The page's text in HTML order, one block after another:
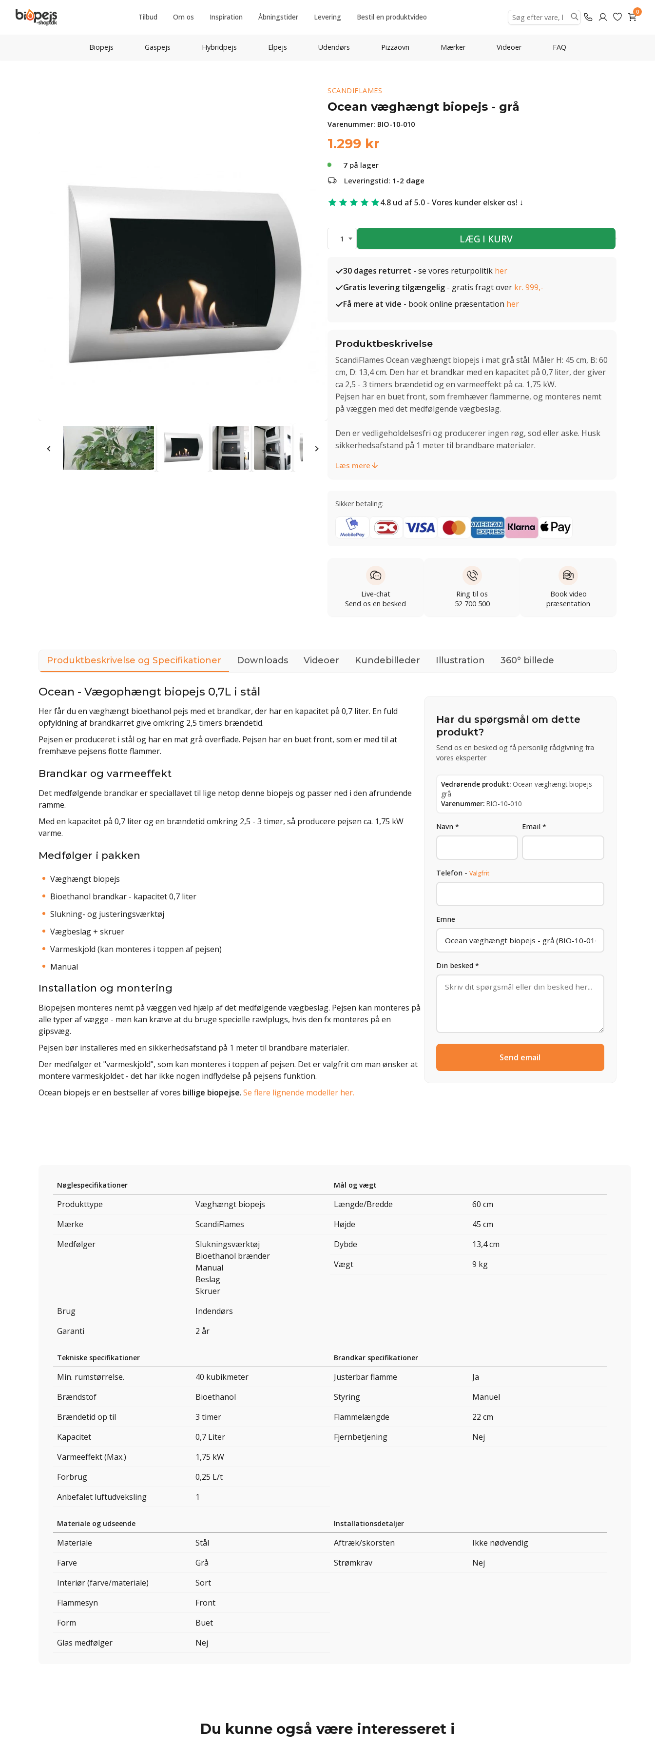
Tilbud Om os Inspiration Åbningstider Levering Bestil en produktvideo
0
Biopejs Gaspejs Hybridpejs Elpejs Udendørs Pizzaovn Mærker Videoer FAQ
SCANDIFLAMES
Ocean væghængt biopejs - grå
Varenummer: BIO-10-010
1.299 kr
7 på lager
Leveringstid: 1-2 dage
4.8 ud af 5.0 - Vores kunder elsker os!
1 LÆG I KURV
30 dages returret - se vores returpolitik her
Gratis levering tilgængelig - gratis fragt over kr. 999,-
Få mere at vide - book online præsentation her
Produktbeskrivelse
ScandiFlames Ocean væghængt biopejs i mat grå stål. Måler H: 45 cm, B: 60
cm, D: 13,4 cm. Den har et brandkar med en kapacitet på 0,7 liter, der giver
ca 2,5 - 3 timers brændetid og en varmeeffekt på ca. 1,75 kW.
Pejsen har en buet front, som fremhæver flammerne, og monteres nemt
på væggen med det medfølgende vægbeslag.
Den er vedligeholdelsesfri og producerer ingen røg, sod eller aske. Husk
sikkerhedsafstand på 1 meter til brandbare materialer.
Læs mere
Sikker betaling:
Live-chat
Send os en besked
Ring til os
52 700 500
Book video
præsentation
Produktbeskrivelse og Specifikationer Downloads Videoer Kundebilleder Illustration 360° billede
Ocean - Vægophængt biopejs 0,7L i stål
Her får du en væghængt bioethanol pejs med et brandkar, der har en kapacitet på 0,7 liter. En fuld
opfyldning af brandkarret give omkring 2,5 timers brændetid.
Pejsen er produceret i stål og har en mat grå overflade. Pejsen har en buet front, som er med til at
fremhæve pejsens flotte flammer.
Brandkar og varmeeffekt
Det medfølgende brandkar er speciallavet til lige netop denne biopejs og passer ned i den afrundende
ramme.
Med en kapacitet på 0,7 liter og en brændetid omkring 2,5 - 3 timer, så producere pejsen ca. 1,75 kW
varme.
Medfølger i pakken
Væghængt biopejs
Bioethanol brandkar - kapacitet 0,7 liter
Slukning- og justeringsværktøj
Vægbeslag + skruer
Varmeskjold (kan monteres i toppen af pejsen)
Manual
Installation og montering
Biopejsen monteres nemt på væggen ved hjælp af det medfølgende vægbeslag. Pejsen kan monteres på
alle typer af vægge - men kan kræve at du bruge specielle rawlplugs, hvis den fx monteres på en
gipsvæg.
Pejsen bør installeres med en sikkerhedsafstand på 1 meter til brandbare materialer.
Der medfølger et "varmeskjold", som kan monteres i toppen af pejsen. Det er valgfrit om man ønsker at
montere varmeskjoldet - det har ikke nogen indflydelse på pejsens funktion.
Ocean biopejs er en bestseller af vores billige biopejse. Se flere lignende modeller her.
Har du spørgsmål om dette
produkt?
Send os en besked og få personlig rådgivning fra
vores eksperter
Vedrørende produkt: Ocean væghængt biopejs -
grå
Varenummer: BIO-10-010
Navn * Email *
Telefon - Valgfrit
Emne
Din besked *
Send email
Nøglespecifikationer
Produkttype
Væghængt biopejs
Mærke
ScandiFlames
Medfølger
Slukningsværktøj
Bioethanol brænder
Manual
Beslag
Skruer
Brug
Indendørs
Garanti
2 år
Mål og vægt
Længde/Bredde
60 cm
Højde
45 cm
Dybde
13,4 cm
Vægt
9 kg
Tekniske specifikationer
Min. rumstørrelse.
40 kubikmeter
Brændstof
Bioethanol
Brændetid op til
3 timer
Kapacitet
0,7 Liter
Varmeeffekt (Max.)
1,75 kW
Forbrug
0,25 L/t
Anbefalet luftudveksling
1
Brandkar specifikationer
Justerbar flamme
Ja
Styring
Manuel
Flammelængde
22 cm
Fjernbetjening
Nej
Materiale og udseende
Materiale
Stål
Farve
Grå
Interiør (farve/materiale)
Sort
Flammesyn
Front
Form
Buet
Glas medfølger
Nej
Installationsdetaljer
Aftræk/skorsten
Ikke nødvendig
Strømkrav
Nej
Du kunne også være interesseret i